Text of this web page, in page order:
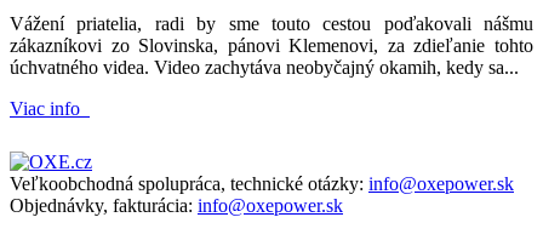
Vážení priatelia, radi by sme touto cestou poďakovali nášmu
zákazníkovi zo Slovinska, pánovi Klemenovi, za zdieľanie tohto
úchvatného videa. Video zachytáva neobyčajný okamih, kedy sa...
Viac info
Veľkoobchodná spolupráca, technické otázky: info@oxepower.sk
Objednávky, fakturácia: info@oxepower.sk